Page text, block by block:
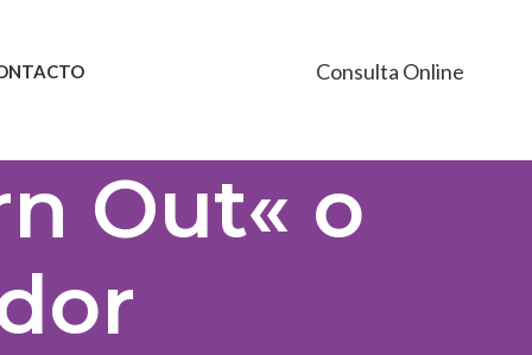
Consulta Online
Out« o